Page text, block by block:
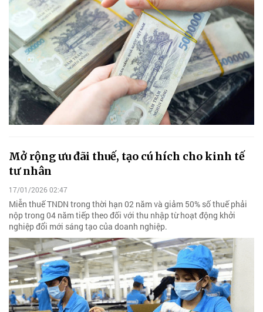
Mở rộng ưu đãi thuế, tạo cú hích cho kinh tế
tư nhân
17/01/2026 02:47
Miễn thuế TNDN trong thời hạn 02 năm và giảm 50% số thuế phải
nộp trong 04 năm tiếp theo đối với thu nhập từ hoạt động khởi
nghiệp đổi mới sáng tạo của doanh nghiệp.